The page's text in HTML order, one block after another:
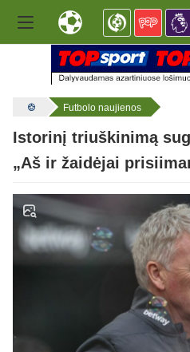
Futbolo naujienos
Istorinį triuškinimą
„Aš ir žaidėjai